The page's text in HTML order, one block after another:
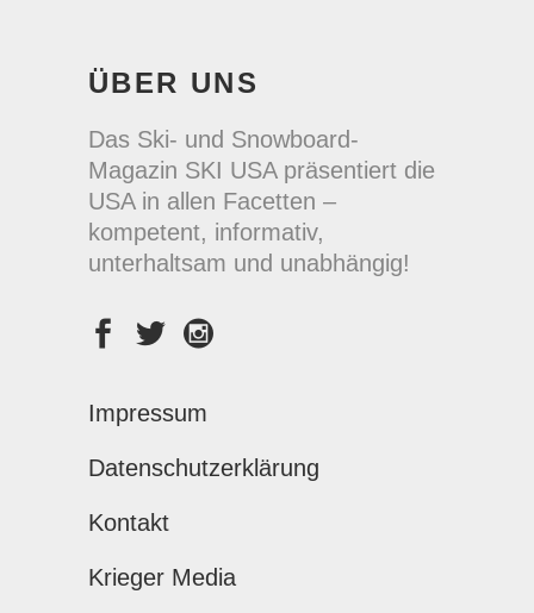
ÜBER UNS
Das Ski- und Snowboard-
Magazin SKI USA präsentiert die
USA in allen Facetten –
kompetent, informativ,
unterhaltsam und unabhängig!
Impressum
Datenschutzerklärung
Kontakt
Krieger Media